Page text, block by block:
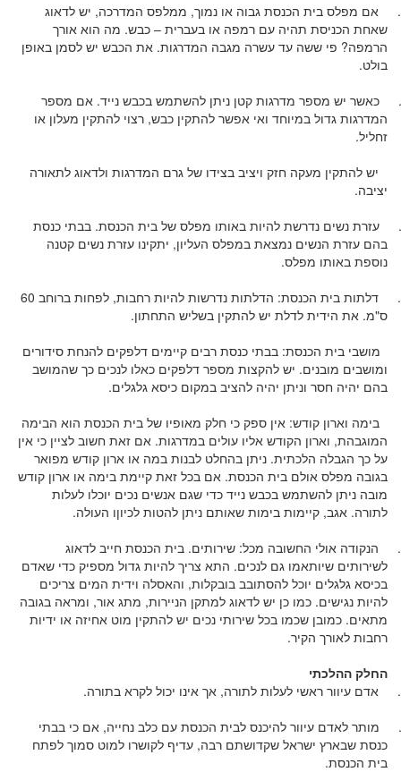
אם מפלס בית הכנסת גבוה או נמוך, ממלפס המדרכה, יש לדאוג
שאחת הכניסת תהיה עם רמפה או בעברית – כבש. מה הוא אורך
הרמפה? פי ששה עד עשרה מגבה המדרגות. את הכבש יש לסמן באופן
בולט.
כאשר יש מספר מדרגות קטן ניתן להשתמש בכבש נייד. אם מספר
המדרגות גדול במיוחד ואי אפשר להתקין כבש, רצוי להתקין מעלון או
זחליל.
יש להתקין מעקה חזק ויציב בצידו של גרם המדרגות ולדאוג לתאורה
יציבה.
עזרת נשים נדרשת להיות באותו מפלס של בית הכנסת. בבתי כנסת
בהם עזרת הנשים נמצאת במפלס העליון, יתקינו עזרת נשים קטנה
נוספת באותו מפלס.
דלתות בית הכנסת: הדלתות נדרשות להיות רחבות, לפחות ברוחב 60
ס"מ. את הידית לדלת יש להתקין בשליש התחתון.
מושבי בית הכנסת: בבתי כנסת רבים קיימים דלפקים להנחת סידורים
ומושבים מובנים. יש להקצות מספר דלפקים כאלו לנכים כך שהמושב
בהם יהיה חסר וניתן יהיה להציב במקום כיסא גלגלים.
בימה וארון קודש: אין ספק כי חלק מאופיו של בית הכנסת הוא הבימה
המוגבהת, וארון הקודש אליו עולים במדרגות. אם זאת חשוב לציין כי אין
על כך הגבלה הלכתית. ניתן בהחלט לבנות במה או ארון קודש מפואר
בגובה מפלס אולם בית הכנסת. אם בכל זאת קיימת בימה או ארון קודש
מובה ניתן להשתמש בכבש נייד כדי שגם אנשים נכים יוכלו לעלות
לתורה. אגב, קיימות בימות שאותם ניתן להטות לכיוןו העולה.
הנקודה אולי החשובה מכל: שירותים. בית הכנסת חייב לדאוג
לשירותים שיותאמו גם לנכים. התא צריך להיות גדול מספיק כדי שאדם
בכיסא גלגלים יוכל להסתובב בובקלות, והאסלה וידית המים צריכים
להיות נגישים. כמו כן יש לדאוג למתקן הניירות, מתג אור, ומראה בגובה
מתאים. כמובן שכמו בכל שירותי נכים יש להתקין מוט אחיזה או ידיות
רחבות לאורך הקיר.
החלק ההלכתי
אדם עיוור ראשי לעלות לתורה, אך אינו יכול לקרא בתורה.
מותר לאדם עיוור להיכנס לבית הכנסת עם כלב נחייה, אם כי בבתי
כנסת שבארץ ישראל שקדושתם רבה, עדיף לקושרו למוט סמוך לפתח
בית הכנסת.